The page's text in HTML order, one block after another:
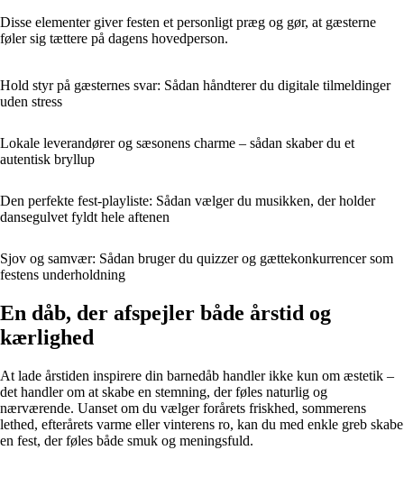
Disse elementer giver festen et personligt præg og gør, at gæsterne
føler sig tættere på dagens hovedperson.
Hold styr på gæsternes svar: Sådan håndterer du digitale tilmeldinger
uden stress
Lokale leverandører og sæsonens charme – sådan skaber du et
autentisk bryllup
Den perfekte fest-playliste: Sådan vælger du musikken, der holder
dansegulvet fyldt hele aftenen
Sjov og samvær: Sådan bruger du quizzer og gættekonkurrencer som
festens underholdning
En dåb, der afspejler både årstid og
kærlighed
At lade årstiden inspirere din barnedåb handler ikke kun om æstetik –
det handler om at skabe en stemning, der føles naturlig og
nærværende. Uanset om du vælger forårets friskhed, sommerens
lethed, efterårets varme eller vinterens ro, kan du med enkle greb skabe
en fest, der føles både smuk og meningsfuld.